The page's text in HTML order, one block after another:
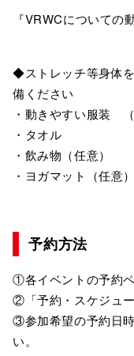
『VRWCについての
◆ストレッチ等身体
備ください
・動きやすい服装
・タオル
・飲み物（任意）
・ヨガマット（任意）
予約方法
①各イベントの予約
②「予約・スケジュ
③参加希望の予約日
い。